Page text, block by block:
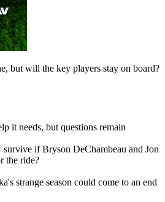
but will the key players stay on board?
it needs, but questions remain
if Bryson DeChambeau and Jon
the ride?
strange season could come to an end